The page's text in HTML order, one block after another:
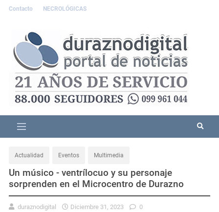
Contacto NECROLÓGICAS
Actualidad Eventos Multimedia
Un músico - ventrílocuo y su personaje
sorprenden en el Microcentro de Durazno
duraznodigital Diciembre 31, 2023 0